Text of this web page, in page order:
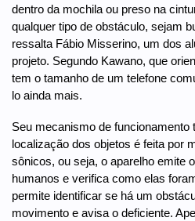
dentro da mochila ou preso na
qualquer tipo de obstáculo, sejam
ressalta Fábio Misserino, um dos
projeto. Segundo Kawano, que
tem o tamanho de um telefone
lo ainda mais.
Seu mecanismo de funcionamento
localização dos objetos é feita por
sônicos, ou seja, o aparelho emite
humanos e verifica como elas
permite identificar se há um
movimento e avisa o deficiente.